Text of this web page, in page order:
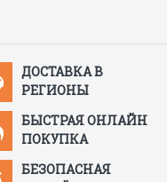
ДОСТАВКА В
РЕГИОНЫ
БЫСТРАЯ ОНЛАЙН
ПОКУПКА
БЕЗОПАСНАЯ